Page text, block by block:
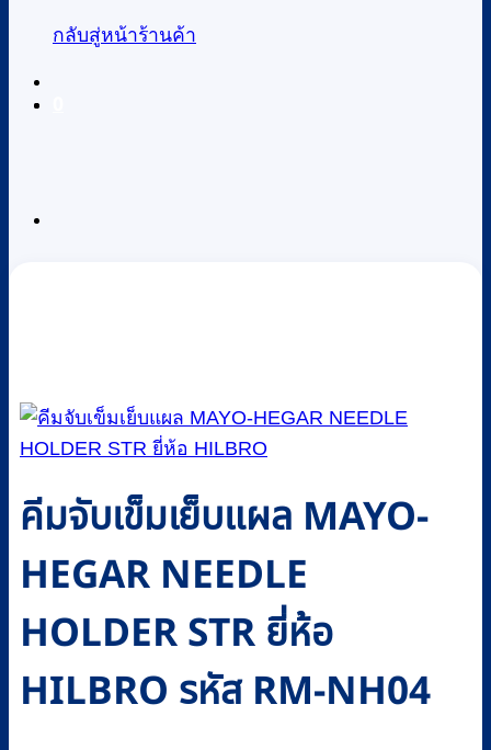
กลับสู่หน้าร้านค้า
คีมจับเข็มเย็บแผล MAYO-
HEGAR NEEDLE
HOLDER STR ยี่ห้อ
HILBRO รหัส RM-NH04